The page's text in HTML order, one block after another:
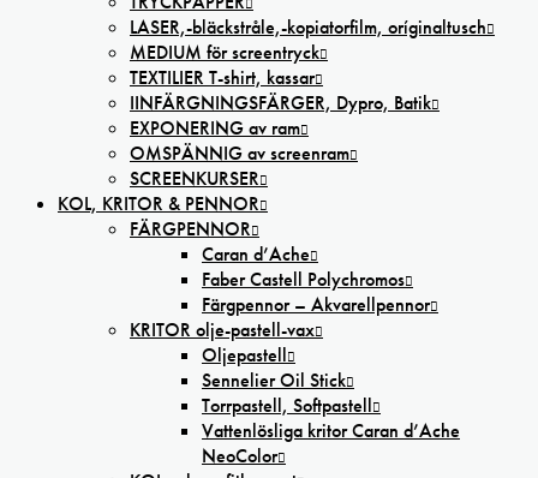
LASER,-bläckstråle,-kopiatorfilm, oríginaltusch
MEDIUM för screentryck
TEXTILIER T-shirt, kassar
IINFÄRGNINGSFÄRGER, Dypro, Batik
EXPONERING av ram
OMSPÄNNIG av screenram
SCREENKURSER
KOL, KRITOR & PENNOR
FÄRGPENNOR
Caran d’Ache
Faber Castell Polychromos
Färgpennor – Akvarellpennor
KRITOR olje-pastell-vax
Oljepastell
Sennelier Oil Stick
Torrpastell, Softpastell
Vattenlösliga kritor Caran d’Ache
NeoColor